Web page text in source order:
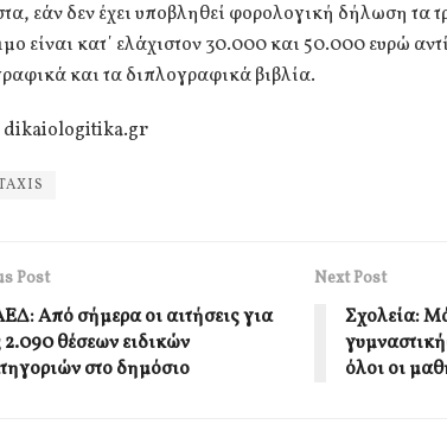
εάν δεν έχει υποβληθεί φορολογική δήλωση τα
είναι κατ΄ ελάχιστον 30.000 και 50.000 ευρώ
και τα διπλογραφικά βιβλία.
Post
Από σήμερα οι αιτήσεις για
2.090 θέσεων ειδικών
στο δημόσιο
Next Post
Σχολεία:
όλοι οι